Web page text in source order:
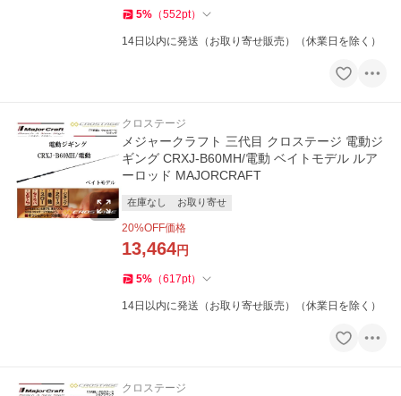
5% （552pt）
14日以内に発送（お取り寄せ販売）（休業日を除く）
クロステージ
メジャークラフト 三代目 クロステージ 電動ジ
ギング CRXJ-B60MH/電動 ベイトモデル ルア
ーロッド MAJORCRAFT
在庫なし お取り寄せ
20%OFF価格
13,464円
5% （617pt）
14日以内に発送（お取り寄せ販売）（休業日を除く）
クロステージ